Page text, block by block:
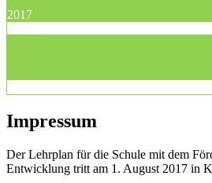
2017
Impressum
Der Lehrplan für die Schule mit dem
Entwicklung tritt am 1. August 2017 in